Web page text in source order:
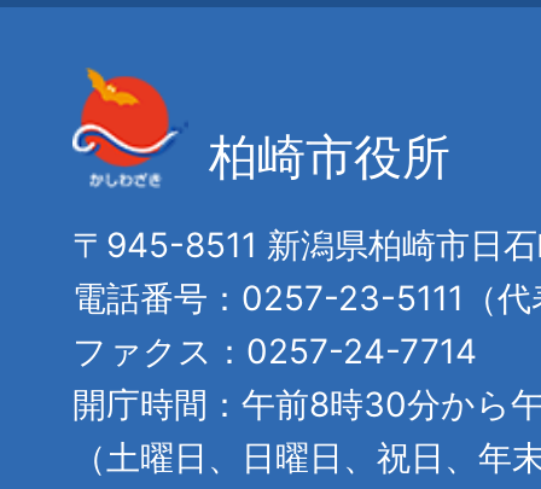
柏崎市役所
〒945-8511 新潟県柏崎市日
電話番号：0257-23-5111（代
ファクス：0257-24-7714
開庁時間：午前8時30分から
（土曜日、日曜日、祝日、年